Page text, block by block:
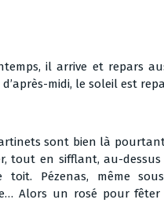
il arrive et repars
midi, le soleil est
sont bien là
tout en sifflant, au-dessus
toit. Pézenas, même
Alors un rosé pour fêter